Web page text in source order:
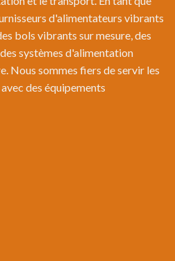
d'alimentateurs vibrants
bols vibrants sur mesure, des
systèmes d'alimentation
Nous sommes fiers de servir les
des équipements